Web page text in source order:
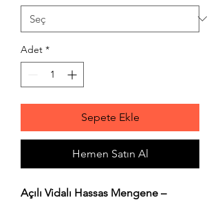
Adet *
Sepete Ekle
Hemen Satın Al
Açılı Vidalı Hassas Mengene –